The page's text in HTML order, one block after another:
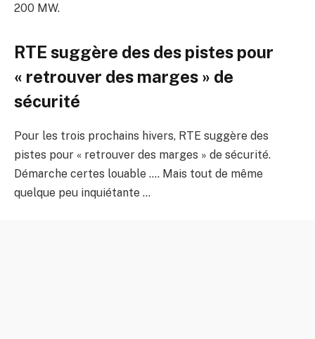
200 MW.
RTE suggère des des pistes pour
« retrouver des marges » de
sécurité
Pour les trois prochains hivers, RTE suggère des
pistes pour « retrouver des marges » de sécurité.
Démarche certes louable …. Mais tout de même
quelque peu inquiétante …